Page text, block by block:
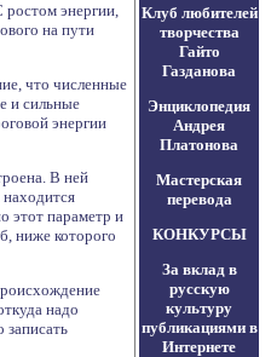
энергии,
на пути
что численные
и сильные
энергии
В ней
этот параметр и
ниже которого
надо
записать
Клуб любителей
творчества
Гайто
Газданова
Энциклопедия
Андрея
Платонова
Мастерская
перевода
КОНКУРСЫ
За вклад в
русскую
культуру
публикациями в
Интернете